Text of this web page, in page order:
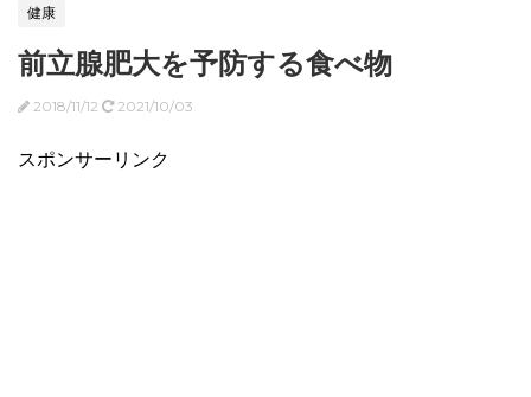
健康
前立腺肥大を予防する食べ物
2018/11/12 2021/10/03
スポンサーリンク